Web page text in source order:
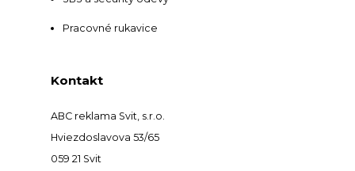
Pracovné rukavice
Kontakt
ABC reklama Svit, s.r.o.
Hviezdoslavova 53/65
059 21 Svit